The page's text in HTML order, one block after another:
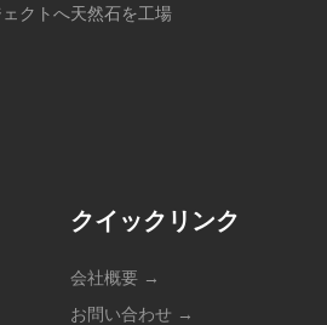
クトへ天然石を工場
クイックリンク
会社概要 →
お問い合わせ →